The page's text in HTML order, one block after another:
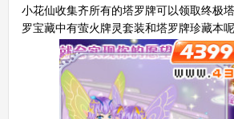
小花仙收集齐所有的塔罗牌可以领取终极
罗宝藏中有萤火牌灵套装和塔罗牌珍藏本